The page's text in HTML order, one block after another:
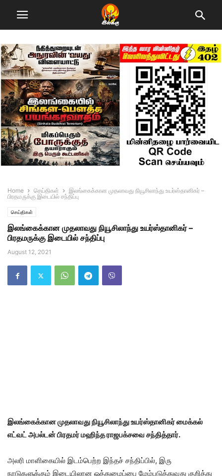
Home செய்திகள்
இலங்கைக்கான முதலாவது நியூசிலாந்து உயர்ஸ்தானிகர் –
பிரதமருக்கு இடையில் சந்திப்பு
செய்திகள்
இலங்கைக்கான முதலாவது நியூசிலாந்து உயர்ஸ்தானிகர் –
பிரதமருக்கு இடையில் சந்திப்பு
August 12, 2021
இலங்கைக்கான முதலாவது நியூசிலாந்து உயர்ஸ்தானிகர் மைக்கல்
எட்வட் அபல்டன் பிரதமர் மஹிந்த ராஜபக்சவை சந்தித்தார்.
அலரி மாளிகையில் இடம்பெற்ற இந்தச் சந்திப்பில், இரு
நாடுகளுக்கும் இடையிலான ஒத்துழைப்பை மேம்படுத்துவது குறித்து